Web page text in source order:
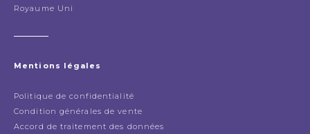
Royaume Uni
Mentions légales
Politique de confidentialité
Condition générales de vente
Accord de traitement des données